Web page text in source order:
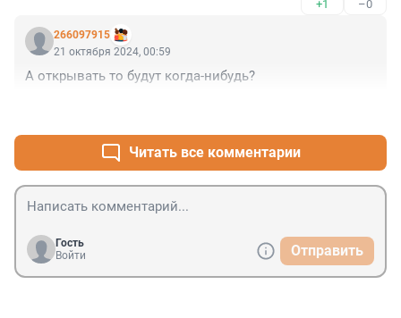
+1 –0
266097915
21 октября 2024, 00:59
А открывать то будут когда-нибудь?
Читать все комментарии
Гость
Войти
Отправить